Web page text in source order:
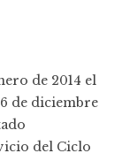
de 2014 el
de diciembre
del Ciclo